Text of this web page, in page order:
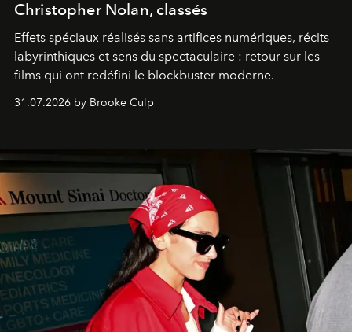
Christopher Nolan, classés
Effets spéciaux réalisés sans artifices numériques, récits
labyrinthiques et sens du spectaculaire : retour sur les
films qui ont redéfini le blockbuster moderne.
31.07.2026 by Brooke Culp